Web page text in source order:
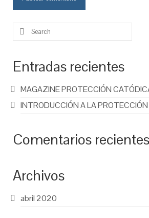
Search
for:
Entradas recientes
MAGAZINE PROTECCIÓN
INTRODUCCIÓN A LA
Comentarios recientes
Archivos
abril 2020